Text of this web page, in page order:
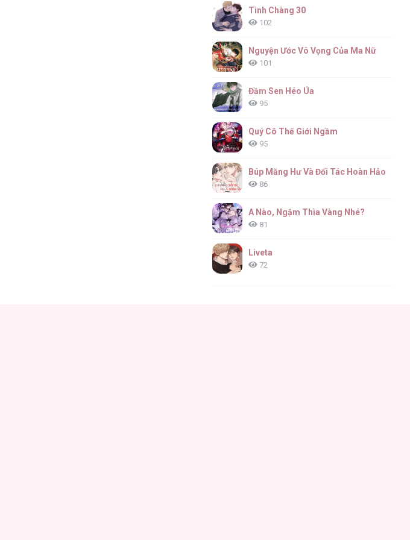
Tình Chàng 30
102
Nguyện Ước Vô Vọng Của Ma Nữ
101
Đầm Sen Héo Úa
95
Quý Cô Thế Giới Ngầm
95
Búp Măng Hư Và Đối Tác Hoàn Hảo
86
A Nào, Ngậm Thìa Vàng Nhé?
81
Liveta
72